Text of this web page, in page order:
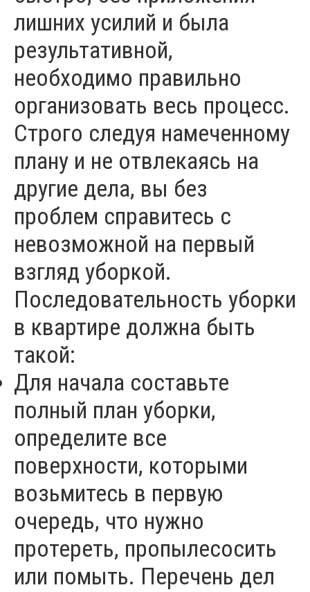
лишних усилий и была
результативной,
необходимо правильно
организовать весь процесс.
Строго следуя намеченному
плану и не отвлекаясь на
другие дела, вы без
проблем справитесь с
невозможной на первый
взгляд уборкой.
Последовательность уборки
в квартире должна быть
такой:
Для начала составьте
полный план уборки,
определите все
поверхности, которыми
возьмитесь в первую
очередь, что нужно
протереть, пропылесосить
или помыть. Перечень дел